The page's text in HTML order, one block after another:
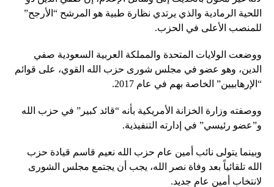
اللحية الرمادية والذي يرتدي نظارة طبية هو المرشح “الأرجح”
للمنصب الأعلى في الحزب.
ووضعت الولايات المتحدة والمملكة العربية السعودية صفي
الدين، وهو عضو في مجلس شورى حزب الله القوي، على قوائم
“الإرهابيين” الخاصة بهم في عام 2017.
ووصفته وزارة الخزانة الأمريكية بأنه “قائد كبير” في حزب الله
و”عضو رئيسي” في إدارته التنفيذية.
وبينما يتولى نائب أمين عام حزب الله نعيم قاسم قيادة حزب
الله تلقائياً بعد وفاة نصر الله، يجب أن يجتمع مجلس الشورى
لانتخاب أمين عام جديد.